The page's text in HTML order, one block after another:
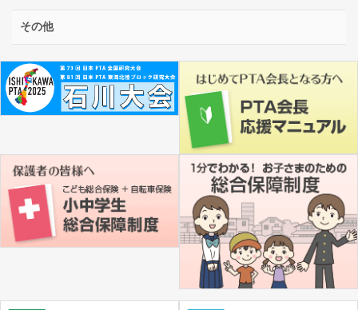
その他